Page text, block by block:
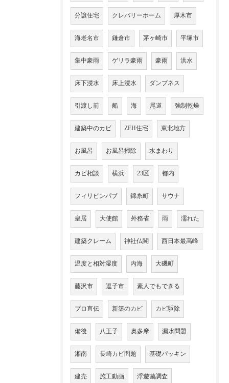
分譲住宅 クレバリーホーム 厚木市
海老名市 鎌倉市 茅ヶ崎市 平塚市
集中豪雨 ゲリラ豪雨 豪雨 洪水
床下浸水 床上浸水 ダンプネス
引渡し前 船 海 尾道 強制乾燥
建築中のカビ ZEH住宅 東北地方
お風呂 お風呂掃除 水まわり
カビ相談 横浜 23区 都内
フィリピンパブ 錦糸町 サウナ
皇居 大使館 外務省 雨 濡れた
建築クレーム 神社仏閣 西日本最高峰
温度と相対湿度 内海 大磯町
藤沢市 逗子市 素人でもできる
プロ直伝 新築のカビ カビ駆除
備後 八王子 奥多摩 漏水問題
湘南 長崎カビ問題 基礎パッキン
建売 施工動画 浮遊菌調査